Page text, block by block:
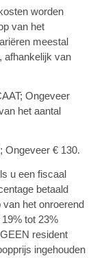
worden
van het
meestal
afhankelijk van
Ongeveer
het aantal
Ongeveer € 130.
u een fiscaal
betaald
het onroerend
tot 23%
resident
ingehouden